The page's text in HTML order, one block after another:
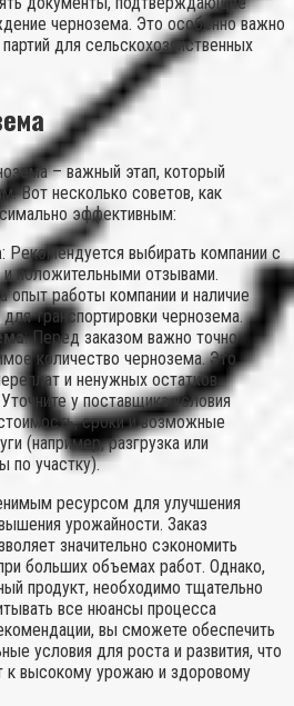
чернозема. Это особенно важно
для сельскохозяйственных
– важный этап, который
Вот несколько советов, как
эффективным:
: Рекомендуется выбирать компании с
положительными отзывами.
опыт работы компании и наличие
для транспортировки чернозема.
: Перед заказом важно точно
количество чернозема. Это
и ненужных остатков.
у поставщика условия
сроки и возможные
(например, разгрузка или
по участку).
ресурсом для улучшения
урожайности. Заказ
значительно сэкономить
больших объемах работ. Однако,
продукт, необходимо тщательно
все нюансы процесса
вы сможете обеспечить
условия для роста и развития, что
к высокому урожаю и здоровому